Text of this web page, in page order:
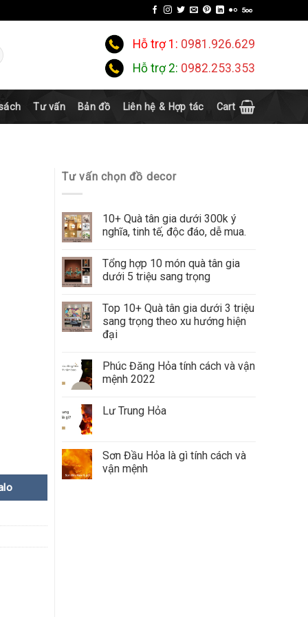
Hỗ trợ 1: 0981.926.629
Hỗ trợ 2: 0982.253.353
Tư vấn Bản đồ Liên hệ & Hợp tác Cart
Tư vấn chọn đồ decor
10+ Quà tân gia dưới 300k ý
nghĩa, tinh tế, độc đáo, dễ mua.
Tổng hợp 10 món quà tân gia
dưới 5 triệu sang trọng
Top 10+ Quà tân gia dưới 3 triệu
sang trọng theo xu hướng hiện
đại
Phúc Đăng Hỏa tính cách và vận
mệnh 2022
Lư Trung Hỏa
Sơn Đầu Hỏa là gì tính cách và
vận mệnh